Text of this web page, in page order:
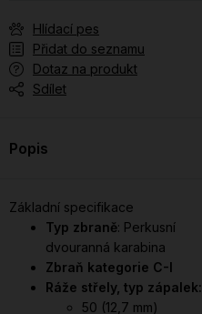
Hlídací pes
Přidat do seznamu
Dotaz na produkt
Sdílet
Popis
Základní specifikace
Typ zbraně: Perkusní
dvouranná karabina
Zbraň kategorie C-I
Ráže střely, typ zápalek:
50 (12,7 mm)